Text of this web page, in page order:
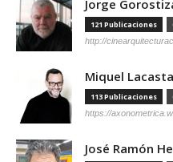
Jorge
121 Publicaciones
http://
Miquel
113 Publicaciones
https://
José Ramón